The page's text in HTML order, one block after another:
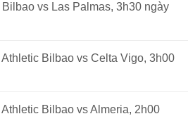
vs Las Palmas, 3h30 ngày
Bilbao vs Celta Vigo, 3h00
Bilbao vs Almeria, 2h00